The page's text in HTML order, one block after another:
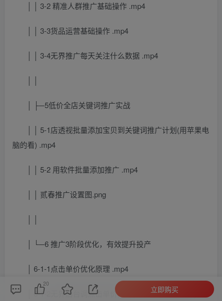
│ │ 3-2 精准人群推广基础操作 .mp4
│ │ 3-3货品运营基础操作 .mp4
│ │ 3-4无界推广每天关注什么数据 .mp4
│ ├─5低价全店关键词推广实战
│ │ 5-1店透视批量添加宝贝到关键词推广计划(用苹果电
脑的看) .mp4
│ │ 5-2 用软件批量添加推广 .mp4
│ │ 贰春推广设置图.png
│ └─6 推广3阶段优化，有效提升投产
│ 6-1-1点击单价优化原理 .mp4
│ 6-1-2无界后台调点击单价方法(即使调整分时折扣)
20
立即购买